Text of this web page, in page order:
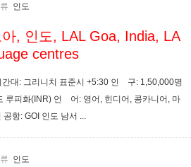
인도
아, 인도, LAL Goa, India, LA
centres
간대: 그리니치 표준시 +5:30 인 구: 1,50,000명
루피화(INR) 언 어: 영어, 힌디어, 콩카니어, 마
공항: GOI 인도 남서 ...
인도